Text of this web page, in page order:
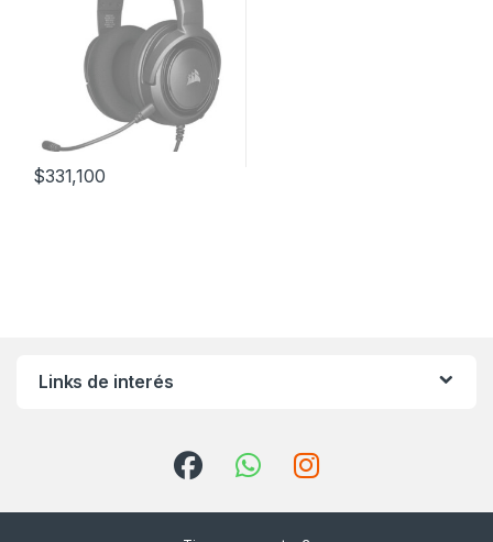
$331,100
Links de interés